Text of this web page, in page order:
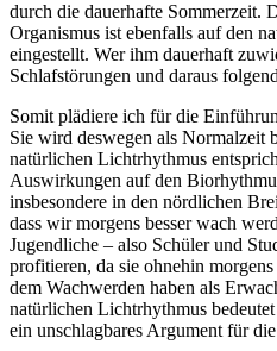
durch die dauerhafte Sommerzeit.
Organismus ist ebenfalls auf den
eingestellt. Wer ihm dauerhaft
Schlafstörungen und daraus
Somit plädiere ich für die
Sie wird deswegen als Normalzeit
natürlichen Lichtrhythmus
Auswirkungen auf den
insbesondere in den nördlichen
dass wir morgens besser wach
Jugendliche – also Schüler und
profitieren, da sie ohnehin
dem Wachwerden haben als
natürlichen Lichtrhythmus
ein unschlagbares Argument für